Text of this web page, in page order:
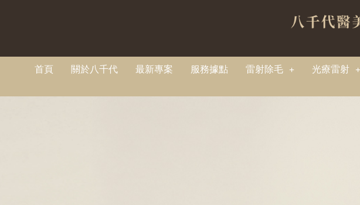
首頁 關於八千代 最新專案 服務據點 雷射除毛 光療雷射